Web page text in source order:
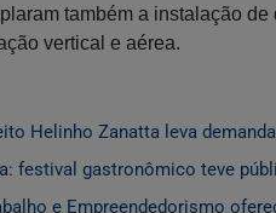
também a instalação
vertical e aérea.
Helinho Zanatta leva
festival gastronômico teve
e Empreendedorismo